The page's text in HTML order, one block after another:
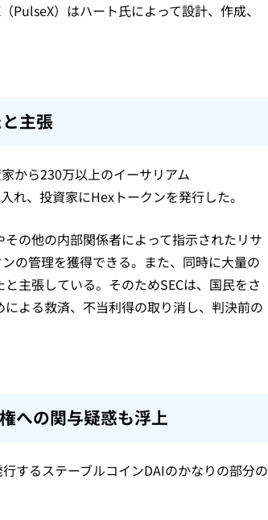
PulseX）はハート氏によって設計、作成、
主張
から230万以上のイーサリアム
、投資家にHexトークンを発行した。
の他の内部関係者によって指示されたリサ
の管理を獲得できる。また、同時に大量の
主張している。そのためSECは、国民をさ
よる救済、不当利得の取り消し、判決前の
への関与疑惑も浮上
するステーブルコインDAIのかなりの部分の